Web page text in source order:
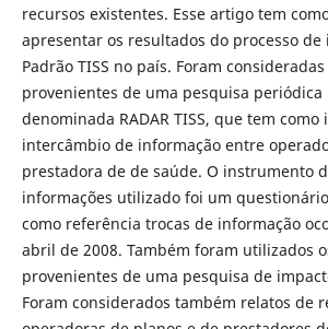
recursos existentes. Esse artigo tem
apresentar os resultados do processo
Padrão TISS no país. Foram
provenientes de uma pesquisa periódica
denominada RADAR TISS, que tem
intercâmbio de informação entre
prestadora de de saúde. O instrumento
informações utilizado foi um
como referência trocas de informação
abril de 2008. Também foram utilizados
provenientes de uma pesquisa de
Foram considerados também relatos de